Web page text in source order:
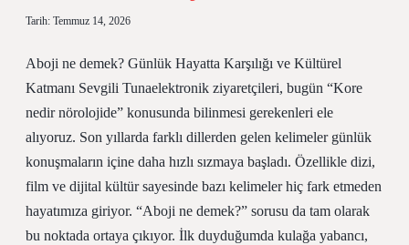
Tarih: Temmuz 14, 2026
Aboji ne demek? Günlük Hayatta Karşılığı ve Kültürel
Katmanı Sevgili Tunaelektronik ziyaretçileri, bugün “Kore
nedir nörolojide” konusunda bilinmesi gerekenleri ele
alıyoruz. Son yıllarda farklı dillerden gelen kelimeler günlük
konuşmaların içine daha hızlı sızmaya başladı. Özellikle dizi,
film ve dijital kültür sayesinde bazı kelimeler hiç fark etmeden
hayatımıza giriyor. “Aboji ne demek?” sorusu da tam olarak
bu noktada ortaya çıkıyor. İlk duyduğumda kulağa yabancı,